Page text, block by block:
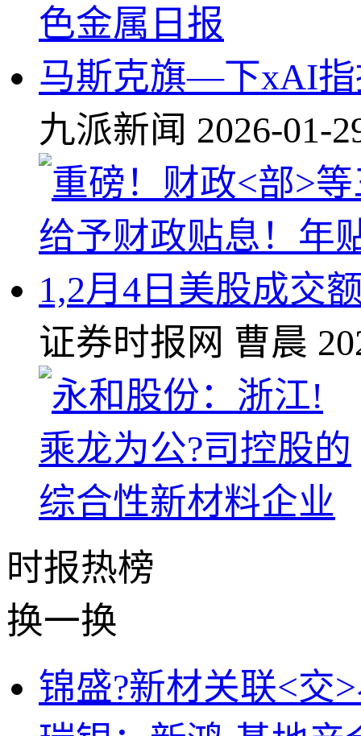
马斯克旗—下xAI指
九派新闻 2026-01-
1,2月4日美股成交
证券时报网 曹晨
时报热榜
换一换
锦盛?新材关联<交